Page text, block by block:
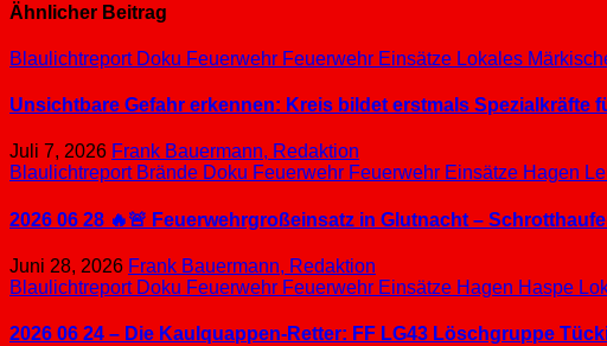
Ähnlicher Beitrag
Blaulichtreport Doku Feuerwehr Feuerwehr Einsätze Lokales
Unsichtbare Gefahr erkennen: Kreis bildet erstmals Spezialkräfte
Juli 7, 2026 Frank Bauermann, Redaktion
Blaulichtreport Brände Doku Feuerwehr Feuerwehr Einsätze Hagen
2026 06 28 🔥🚨 Feuerwehrgroßeinsatz in Glutnacht –
Juni 28, 2026 Frank Bauermann, Redaktion
Blaulichtreport Doku Feuerwehr Feuerwehr Einsätze Hagen Haspe
2026 06 24 – Die Kaulquappen-Retter: FF LG43 Löschgruppe